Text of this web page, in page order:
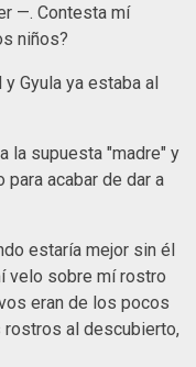
—. Contesta mí
niños?
Gyula ya estaba al
la supuesta "madre" y
acabar de dar a
estaría mejor sin él
velo sobre mí rostro
eran de los pocos
rostros al descubierto,